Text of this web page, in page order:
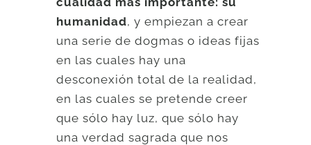
humanidad, y empiezan a crear
una serie de dogmas o ideas fijas
en las cuales hay una
desconexión total de la realidad,
en las cuales se pretende creer
que sólo hay luz, que sólo hay
una verdad sagrada que nos